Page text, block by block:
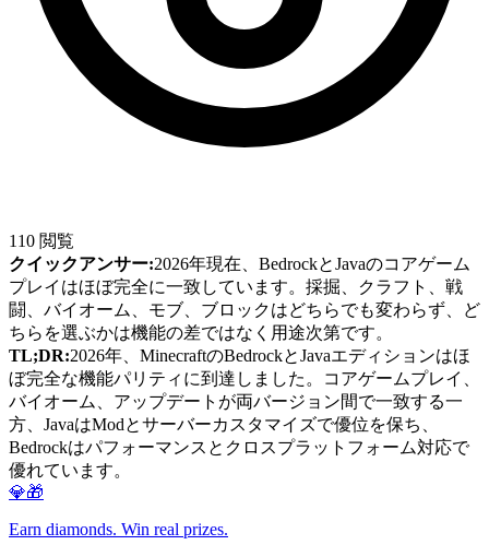
110 閲覧
クイックアンサー:2026年現在、BedrockとJavaのコアゲーム
プレイはほぼ完全に一致しています。採掘、クラフト、戦
闘、バイオーム、モブ、ブロックはどちらでも変わらず、ど
ちらを選ぶかは機能の差ではなく用途次第です。
TL;DR:2026年、MinecraftのBedrockとJavaエディションはほ
ぼ完全な機能パリティに到達しました。コアゲームプレイ、
バイオーム、アップデートが両バージョン間で一致する一
方、JavaはModとサーバーカスタマイズで優位を保ち、
Bedrockはパフォーマンスとクロスプラットフォーム対応で
優れています。
💎🎁
Earn diamonds. Win real prizes.